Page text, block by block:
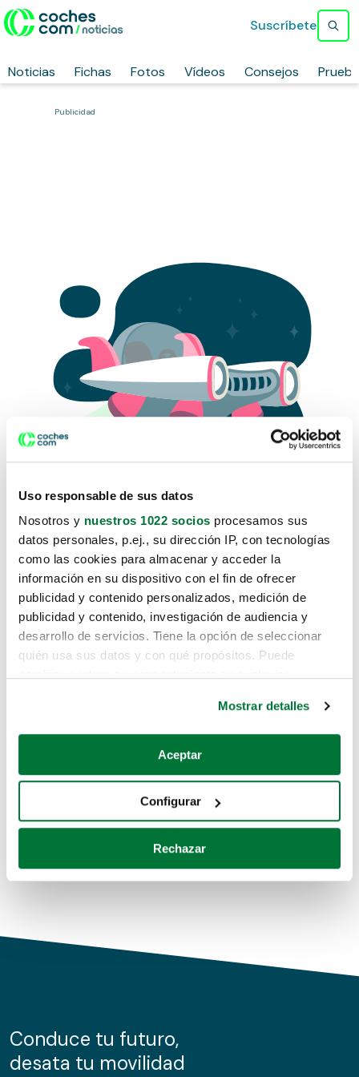
Uso responsable de sus datos
Nosotros y nuestros 1022 socios procesamos sus
datos personales, p.ej., su dirección IP, con tecnologías
como las cookies para almacenar y acceder la
información en su dispositivo con el fin de ofrecer
publicidad y contenido personalizados, medición de
publicidad y contenido, investigación de audiencia y
desarrollo de servicios. Tiene la opción de seleccionar
quién usa sus datos y con qué propósitos. Puede
Si lo permite, también quisiéramos:
Recopilar información sobre su ubicación geográfica
Identificar su dispositivo analizándolo activamente
para buscar características específicas (huellas
Obtenga más información sobre cómo se procesan sus
de cookies.
información sobre el uso que haga del sitio web con
nuestros partners de redes sociales, publicidad y análisis
Mostrar detalles
Aceptar
Configurar
Rechazar
Noticias Fichas Fotos Vídeos Consejos
Suscríbete
Publicidad
Lo sentimos, no sabemos como
te hemos traido hasta aquí.
Pero puedes encontrar el coche que estás
buscando en alguno de estos enlaces:
Coches de segunda mano
Coches de km0
Conduce tu futuro,
desata tu movilidad